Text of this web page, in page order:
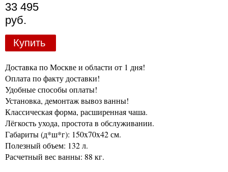
33 495
руб.
Купить
Доставка по Москве и области от 1 дня!
Оплата по факту доставки!
Удобные способы оплаты!
Установка, демонтаж вывоз ванны!
Классическая форма, расширенная чаша.
Лёгкость ухода, простота в обслуживании.
Габариты (д*ш*г): 150x70x42 см.
Полезный объем: 132 л.
Расчетный вес ванны: 88 кг.